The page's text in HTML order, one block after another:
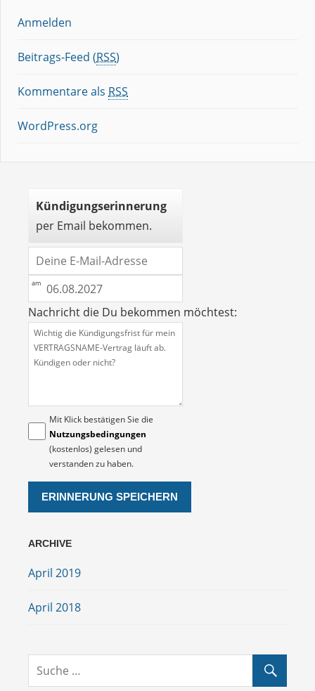
Anmelden
Beitrags-Feed (RSS)
Kommentare als RSS
WordPress.org
Kündigungserinnerung
per Email bekommen.
Nachricht die Du bekommen möchtest:
Mit Klick bestätigen Sie die
Nutzungsbedingungen
(kostenlos) gelesen und
verstanden zu haben.
ARCHIVE
April 2019
April 2018